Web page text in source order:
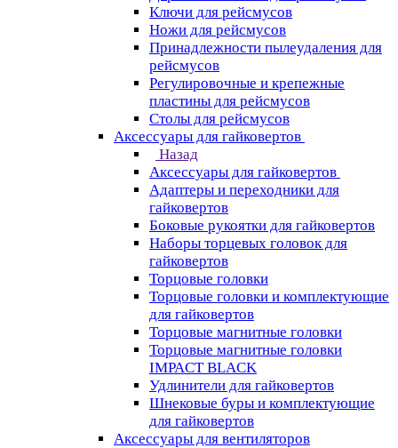
Ключи для рейсмусов
Ножи для рейсмусов
Принадлежности пылеудаления для
рейсмусов
Регулировочные и крепежные
пластины для рейсмусов
Столы для рейсмусов
Аксессуары для гайковертов
Назад
Аксессуары для гайковертов
Адаптеры и переходники для
гайковертов
Боковые рукоятки для гайковертов
Наборы торцевых головок для
гайковертов
Торцовые головки
Торцовые головки и комплектующие
для гайковертов
Торцовые магнитные головки
Торцовые магнитные головки
IMPACT BLACK
Удлинители для гайковертов
Шнековые буры и комплектующие
для гайковертов
Аксессуары для вентиляторов